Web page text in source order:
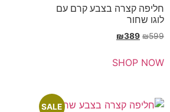
בצבע קרם עם
₪
SALE